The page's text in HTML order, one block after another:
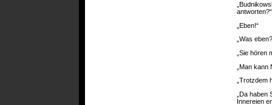
antworten?“
„Eben!“
„Was
„Sie hören
„Man
„Trotzdem
„Da
Innereien